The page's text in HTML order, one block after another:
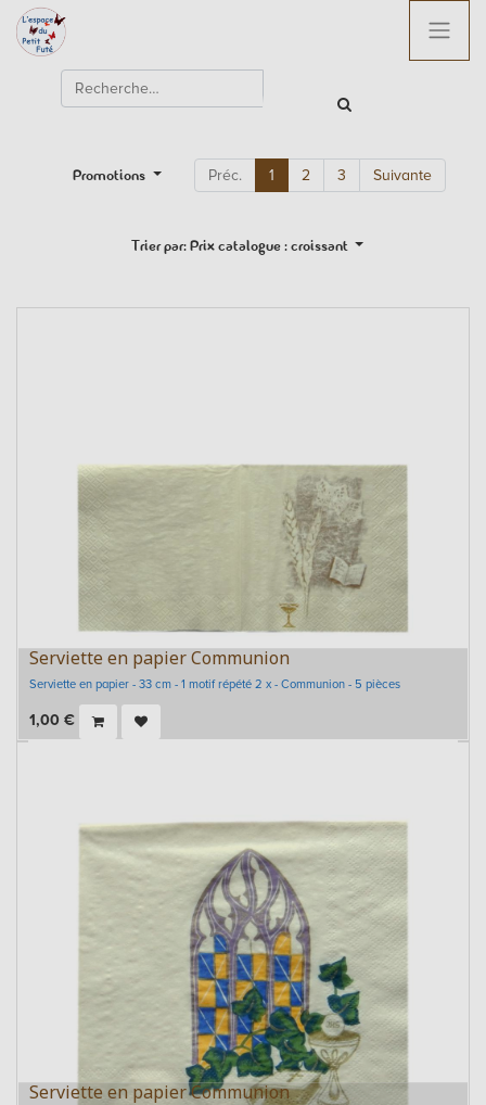
Promotions Préc. 1 2 3 Suivante
Trier par: Prix catalogue : croissant
Serviette en papier Communion
Serviette en papier - 33 cm - 1 motif répété 2 x - Communion - 5 pièces
1,00 €
Serviette en papier Communion